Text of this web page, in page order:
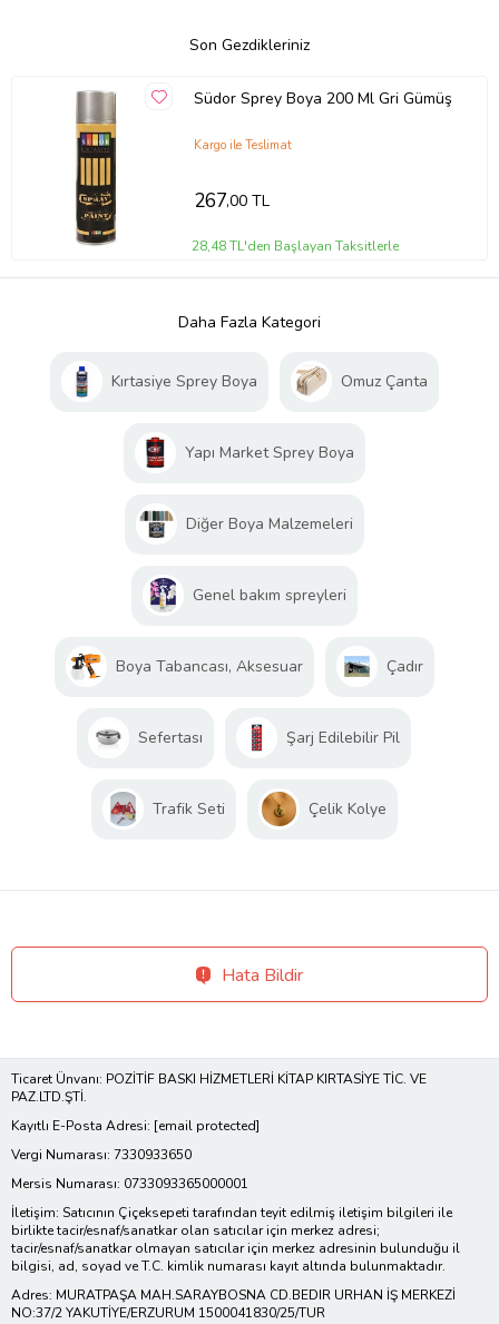
Son Gezdikleriniz
Südor Sprey Boya 200 Ml Gri Gümüş
Kargo ile Teslimat
267,00 TL
28,48 TL'den Başlayan Taksitlerle
Daha Fazla Kategori
Kırtasiye Sprey Boya Omuz Çanta
Yapı Market Sprey Boya
Diğer Boya Malzemeleri
Genel bakım spreyleri
Boya Tabancası, Aksesuar Çadır
Sefertası Şarj Edilebilir Pil
Trafik Seti Çelik Kolye
Hata Bildir
Ticaret Ünvanı: POZİTİF BASKI HİZMETLERİ KİTAP KIRTASİYE TİC. VE
PAZ.LTD.ŞTİ.
Kayıtlı E-Posta Adresi: [email protected]
Vergi Numarası: 7330933650
Mersis Numarası: 0733093365000001
İletişim: Satıcının Çiçeksepeti tarafından teyit edilmiş iletişim bilgileri ile
birlikte tacir/esnaf/sanatkar olan satıcılar için merkez adresi;
tacir/esnaf/sanatkar olmayan satıcılar için merkez adresinin bulunduğu il
bilgisi, ad, soyad ve T.C. kimlik numarası kayıt altında bulunmaktadır.
Adres: MURATPAŞA MAH.SARAYBOSNA CD.BEDIR URHAN İŞ MERKEZİ
NO:37/2 YAKUTİYE/ERZURUM 1500041830/25/TUR